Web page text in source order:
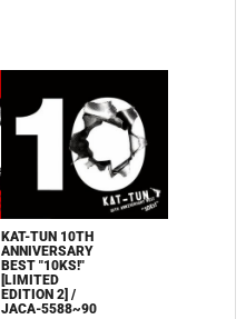
KAT-TUN 10TH
ANNIVERSARY
BEST "10KS!"
[LIMITED
EDITION 2] /
JACA-5588~90